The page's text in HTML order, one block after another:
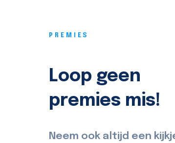
PREMIES
Loop geen
premies mis!
Neem ook altijd een